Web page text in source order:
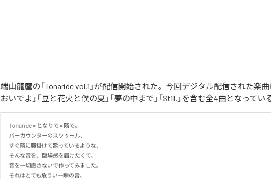
端山龍麿の「Tonaride vol.1」が配信開始された。今回デジタル配信された楽曲
おいでよ」「豆と花火と僕の夏」「夢の中まで」「Still.」を含む全4曲となってい
Tonaride = となりで = 隣で。
バーカウンターのスツゥール、
すぐ隣に腰掛けて歌っているような、
そんな音を、臨場感を届けたくて、
音を一切直さないで作ってみました。
それはとても危うい一瞬の音、